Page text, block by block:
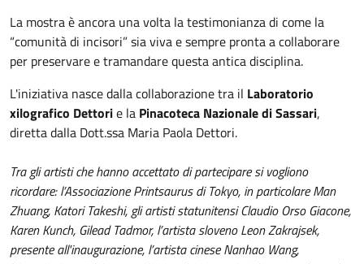
La mostra è ancora una volta la testimonianza di come la
“comunità di incisori” sia viva e sempre pronta a collaborare
per preservare e tramandare questa antica disciplina.
L'iniziativa nasce dalla collaborazione tra il Laboratorio
xilografico Dettorie la Pinacoteca Nazionale di Sassari,
diretta dalla Dott.ssa Maria Paola Dettori.
Tra gli artisti che hanno accettato di partecipare si vogliono
ricordare: l’Associazione Printsaurus di Tokyo, in particolare Man
Zhuang, Katori Takeshi, gli artisti statunitensi Claudio Orso Giacone,
Karen Kunch, Gilead Tadmor, l’artista sloveno Leon Zakrajsek,
presente all'inaugurazione, l’artista cinese Nanhao Wang,